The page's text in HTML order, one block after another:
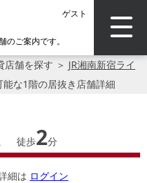
ゲスト
ご案内です。
店舗を探す ＞ JR湘南新宿ライ
な1階の居抜き店舗詳細
徒歩2分
細は ログイン